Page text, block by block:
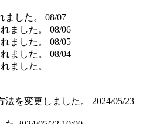
した。
08/07
ました。
08/06
ました。
08/05
ました。
08/04
ました。
を変更しました。
2024/05/23